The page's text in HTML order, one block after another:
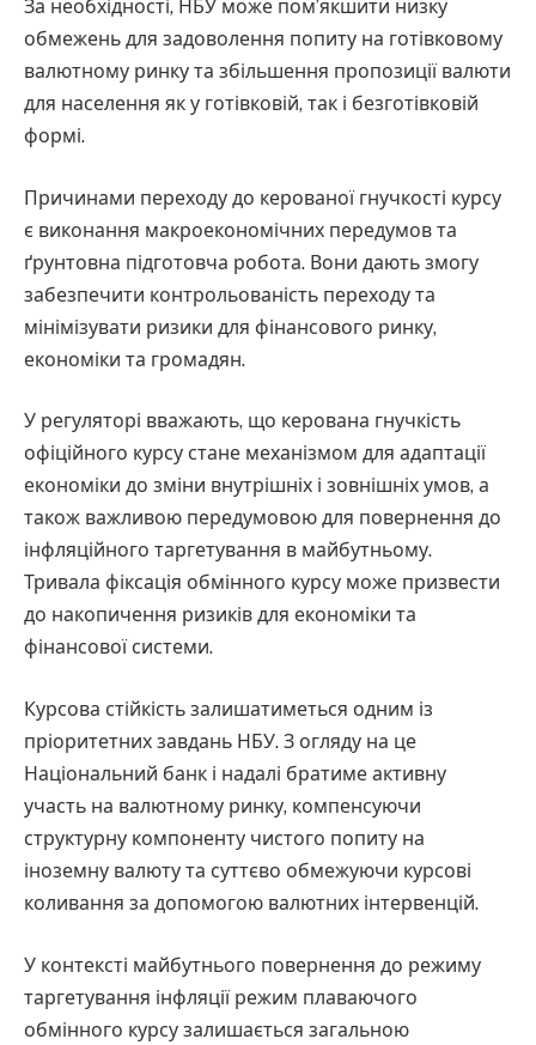
За необхідності, НБУ може пом’якшити низку
обмежень для задоволення попиту на готівковому
валютному ринку та збільшення пропозиції валюти
для населення як у готівковій, так і безготівковій
формі.
Причинами переходу до керованої гнучкості курсу
є виконання макроекономічних передумов та
ґрунтовна підготовча робота. Вони дають змогу
забезпечити контрольованість переходу та
мінімізувати ризики для фінансового ринку,
економіки та громадян.
У регуляторі вважають, що керована гнучкість
офіційного курсу стане механізмом для адаптації
економіки до зміни внутрішніх і зовнішніх умов, а
також важливою передумовою для повернення до
інфляційного таргетування в майбутньому.
Тривала фіксація обмінного курсу може призвести
до накопичення ризиків для економіки та
фінансової системи.
Курсова стійкість залишатиметься одним із
пріоритетних завдань НБУ. З огляду на це
Національний банк і надалі братиме активну
участь на валютному ринку, компенсуючи
структурну компоненту чистого попиту на
іноземну валюту та суттєво обмежуючи курсові
коливання за допомогою валютних інтервенцій.
У контексті майбутнього повернення до режиму
таргетування інфляції режим плаваючого
обмінного курсу залишається загальною